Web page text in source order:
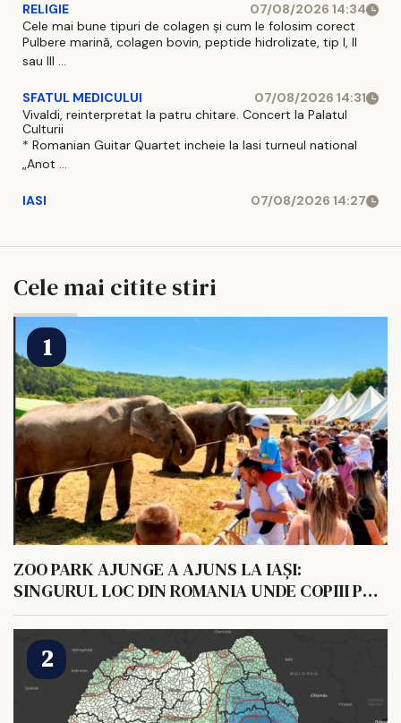
RELIGIE
07/08/2026 14:34
Cele mai bune tipuri de colagen și cum le folosim corect
Pulbere marină, colagen bovin, peptide hidrolizate, tip I, II
sau III ...
SFATUL MEDICULUI
07/08/2026 14:31
Vivaldi, reinterpretat la patru chitare. Concert la Palatul
Culturii
* Romanian Guitar Quartet incheie la Iasi turneul national
„Anot ...
IASI 07/08/2026 14:27
Cele mai citite stiri
ZOO PARK AJUNGE A AJUNS LA IAȘI:
SINGURUL LOC DIN ROMANIA UNDE COPIII POT
HRANI UN ELEFANT